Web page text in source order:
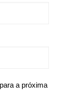
a próxima